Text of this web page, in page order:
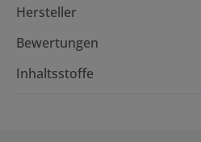
Hersteller
Bewertungen
Inhaltsstoffe